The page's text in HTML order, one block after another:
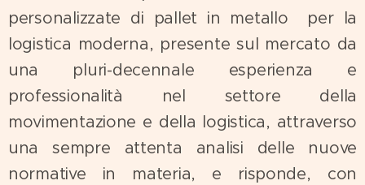
personalizzate di pallet in metallo per la
logistica moderna, presente sul mercato da
una pluri-decennale esperienza e
professionalità nel settore della
movimentazione e della logistica, attraverso
una sempre attenta analisi delle nuove
normative in materia, e risponde, con